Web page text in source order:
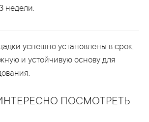
недели.
успешно установлены в срок,
и устойчивую основу для
ПОСМОТРЕТЬ